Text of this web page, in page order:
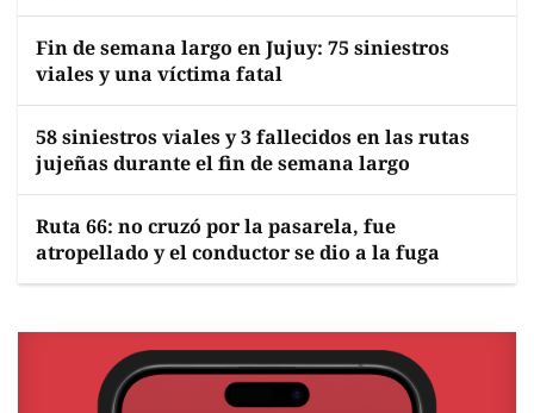
Fin de semana largo en Jujuy: 75 siniestros
viales y una víctima fatal
58 siniestros viales y 3 fallecidos en las rutas
jujeñas durante el fin de semana largo
Ruta 66: no cruzó por la pasarela, fue
atropellado y el conductor se dio a la fuga